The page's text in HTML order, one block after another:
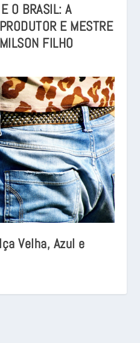
O BRASIL: A
E MESTRE
FILHO
Velha, Azul e